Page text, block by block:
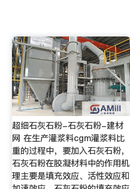
超细石灰石粉-石灰石粉-建材
网 在生产灌浆料cgm灌浆料比
重的过程中，要加入石灰石粉，
石灰石粉在胶凝材料中的作用机
理主要是填充效应、活性效应和